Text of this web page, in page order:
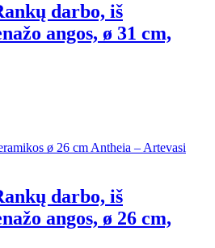
darbo, iš
angos, ø 31 cm,
darbo, iš
angos, ø 26 cm,